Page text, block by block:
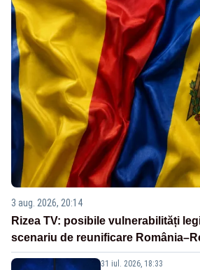
3 aug. 2026, 20:14
Rizea TV: posibile vulnerabilități
scenariu de reunificare
31 iul. 2026, 18:33